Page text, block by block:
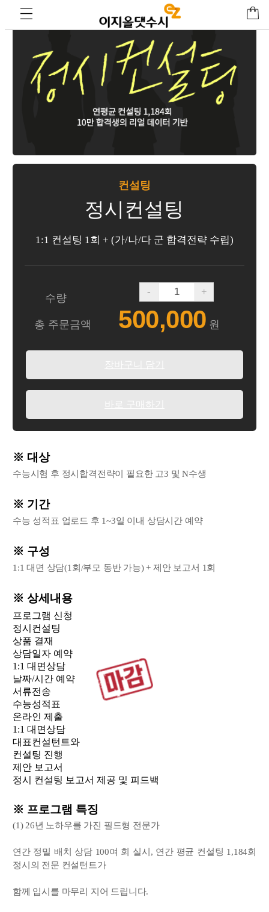
컨설팅
정시컨설팅
1:1 컨설팅 1회 + (가/나/다 군 합격전략 수립)
수량
- +
총 주문금액 500,000 원
※ 대상
수능시험 후 정시합격전략이 필요한 고3 및 N수생
※ 기간
수능 성적표 업로드 후 1~3일 이내 상담시간 예약
※ 구성
1:1 대면 상담(1회/부모 동반 가능) + 제안 보고서 1회
※ 상세내용
프로그램 신청
정시컨설팅
상품 결재
상담일자 예약
1:1 대면상담
날짜/시간 예약
서류전송
수능성적표
온라인 제출
1:1 대면상담
대표컨설턴트와
컨설팅 진행
제안 보고서
정시 컨설팅 보고서 제공 및 피드백
※ 프로그램 특징
(1) 26년 노하우를 가진 필드형 전문가
연간 정밀 배치 상담 100여 회 실시, 연간 평균 컨설팅 1,184회
정시의 전문 컨설턴트가
함께 입시를 마무리 지어 드립니다.